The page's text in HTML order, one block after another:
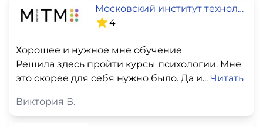
Московский институт технологий и управления
4
Хорошее и нужное мне обучение
Решила здесь пройти курсы психологии. Мне
это скорее для себя нужно было. Да и... Читать
Виктория В.